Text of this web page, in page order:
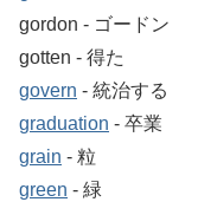
gordon ‐ ゴードン
gotten ‐ 得た
govern ‐ 統治する
graduation ‐ 卒業
grain ‐ 粒
green ‐ 緑